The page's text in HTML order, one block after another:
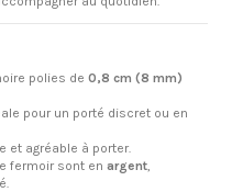
polies de 0,8 cm (8 mm)
pour un porté discret ou en
et agréable à porter.
fermoir sont en argent,